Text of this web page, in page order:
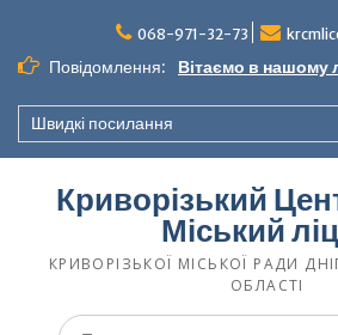
068-971-32-73
Повідомлення: Вітаємо в нашому
Швидкі посилання
Криворізький
Міський
КРИВОРІЗЬКОЇ МІСЬКОЇ РАДИ
ОБЛАСТІ